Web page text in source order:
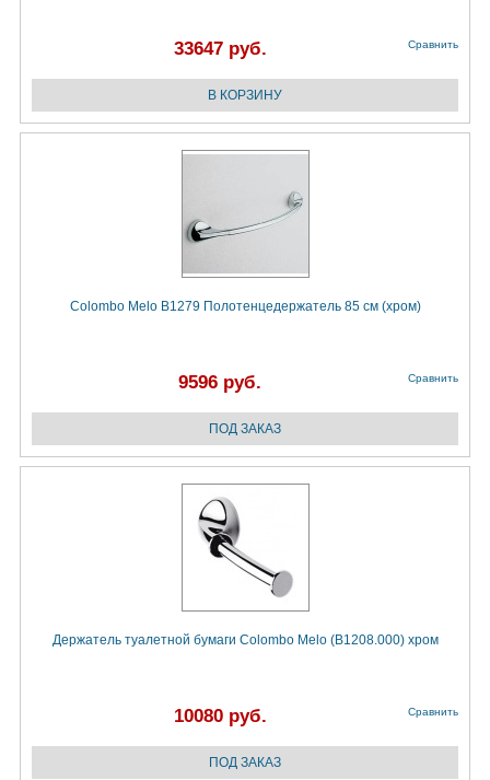
33647 руб. Сравнить
Colombo Melo B1279 Полотенцедержатель 85 см (хром)
9596 руб. Сравнить
Держатель туалетной бумаги Colombo Melo (B1208.000) хром
10080 руб. Сравнить